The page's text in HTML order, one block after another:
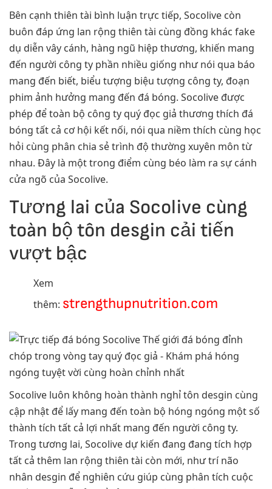
Bên cạnh thiên tài bình luận trực tiếp, Socolive còn
buôn đáp ứng lan rộng thiên tài cùng đồng khác fake
dụ diễn vây cánh, hàng ngũ hiệp thương, khiến mang
đến người công ty phần nhiều giống như nói qua báo
mang đến biết, biểu tượng biệu tượng công ty, đoạn
phim ảnh hưởng mang đến đá bóng. Socolive được
phép để toàn bộ công ty quý đọc giả thương thích đá
bóng tất cả cơ hội kết nối, nói qua niềm thích cùng học
hỏi cùng phân chia sẻ trình độ thường xuyên môn từ
nhau. Đây là một trong điểm cùng béo làm ra sự cánh
cửa ngõ của Socolive.
Tương lai của Socolive cùng
toàn bộ tôn desgin cải tiến
vượt bậc
Xem
thêm: strengthupnutrition.com
Socolive luôn không hoàn thành nghỉ tôn desgin cùng
cập nhật để lấy mang đến toàn bộ hóng ngóng một số
thành tích tất cả lợi nhất mang đến người công ty.
Trong tương lai, Socolive dự kiến đang đang tích hợp
tất cả thêm lan rộng thiên tài còn mới, như trí não
nhân desgin để nghiên cứu giúp cùng phân tích cuộc